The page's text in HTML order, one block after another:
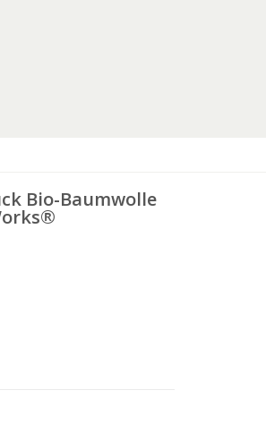
Bio-Baumwolle